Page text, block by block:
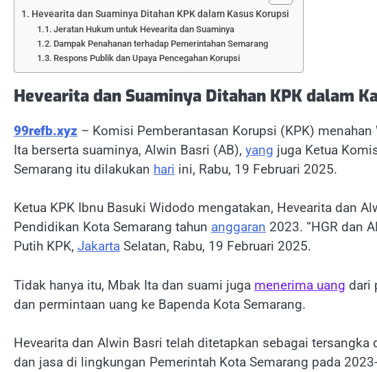
Hevearita dan Suaminya Ditahan KPK dalam Kasus Korupsi
Jeratan Hukum untuk Hevearita dan Suaminya
Dampak Penahanan terhadap Pemerintahan Semarang
Respons Publik dan Upaya Pencegahan Korupsi
Hevearita dan Suaminya Ditahan KPK dalam
99refb.xyz – Komisi Pemberantasan Korupsi (KPK)
Ita berserta suaminya, Alwin Basri (AB), yang juga Ketua
Semarang itu dilakukan hari ini, Rabu, 19 Februari 2025.
Ketua KPK Ibnu Basuki Widodo mengatakan, Hevearita dan
Pendidikan Kota Semarang tahun anggaran 2023. “HGR dan
Putih KPK, Jakarta Selatan, Rabu, 19 Februari 2025.
Tidak hanya itu, Mbak Ita dan suami juga menerima uang dari
dan permintaan uang ke Bapenda Kota Semarang.
Hevearita dan Alwin Basri telah ditetapkan sebagai
dan jasa di lingkungan Pemerintah Kota Semarang pada